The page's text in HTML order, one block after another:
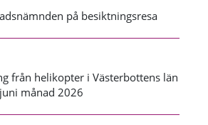
på besiktningsresa
från helikopter i Västerbottens län
månad 2026